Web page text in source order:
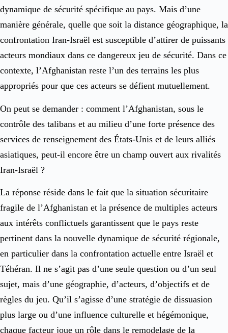
dynamique de sécurité spécifique au pays. Mais d’une
manière générale, quelle que soit la distance géographique, la
confrontation Iran-Israël est susceptible d’attirer de puissants
acteurs mondiaux dans ce dangereux jeu de sécurité. Dans ce
contexte, l’Afghanistan reste l’un des terrains les plus
appropriés pour que ces acteurs se défient mutuellement.
On peut se demander : comment l’Afghanistan, sous le
contrôle des talibans et au milieu d’une forte présence des
services de renseignement des États-Unis et de leurs alliés
asiatiques, peut-il encore être un champ ouvert aux rivalités
Iran-Israël ?
La réponse réside dans le fait que la situation sécuritaire
fragile de l’Afghanistan et la présence de multiples acteurs
aux intérêts conflictuels garantissent que le pays reste
pertinent dans la nouvelle dynamique de sécurité régionale,
en particulier dans la confrontation actuelle entre Israël et
Téhéran. Il ne s’agit pas d’une seule question ou d’un seul
sujet, mais d’une géographie, d’acteurs, d’objectifs et de
règles du jeu. Qu’il s’agisse d’une stratégie de dissuasion
plus large ou d’une influence culturelle et hégémonique,
chaque facteur joue un rôle dans le remodelage de la